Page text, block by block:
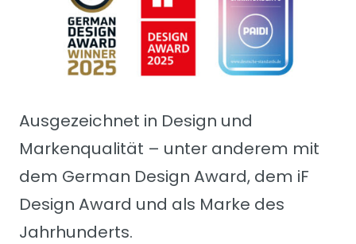
Ausgezeichnet in Design und
Markenqualität – unter anderem mit
dem German Design Award, dem iF
Design Award und als Marke des
Jahrhunderts.